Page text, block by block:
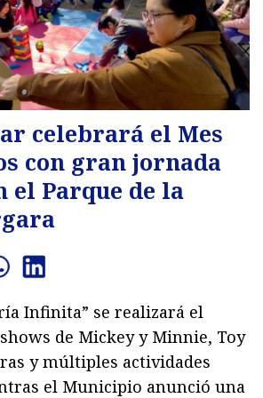
celebrará el Mes
con gran jornada
el Parque de la
Infinita” se realizará el
de Mickey y Minnie, Toy
y múltiples actividades
el Municipio anunció una